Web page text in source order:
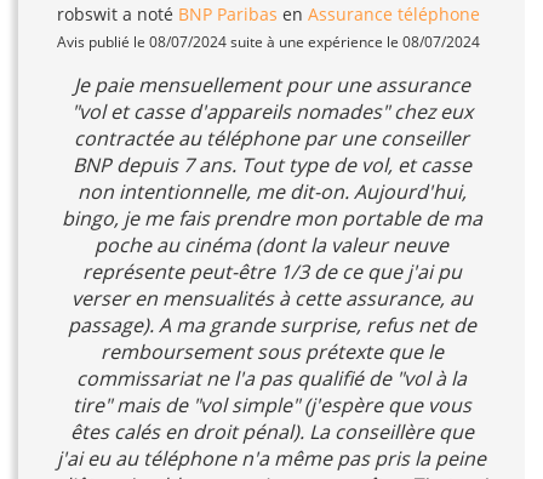
robswit a noté BNP Paribas en Assurance téléphone
Avis publié le 08/07/2024 suite à une expérience le 08/07/2024
Je paie mensuellement pour une assurance
"vol et casse d'appareils nomades" chez eux
contractée au téléphone par une conseiller
BNP depuis 7 ans. Tout type de vol, et casse
non intentionnelle, me dit-on. Aujourd'hui,
bingo, je me fais prendre mon portable de ma
poche au cinéma (dont la valeur neuve
représente peut-être 1/3 de ce que j'ai pu
verser en mensualités à cette assurance, au
passage). A ma grande surprise, refus net de
remboursement sous prétexte que le
commissariat ne l'a pas qualifié de "vol à la
tire" mais de "vol simple" (j'espère que vous
êtes calés en droit pénal). La conseillère que
j'ai eu au téléphone n'a même pas pris la peine